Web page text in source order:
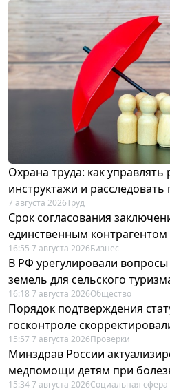
Охрана труда: как
инструктажи и
7 августа 2026Труд
Срок согласования
единственным контрагентом
16:55 7 августа 2026Бизнес
В РФ урегулировали
земель для сельского
16:18 7 августа 2026Общество
Порядок подтверждения
госконтроле
15:57 7 августа 2026Проверки
Минздрав России
медпомощи детям при
15:34 7 августа 2026Социальная сфера